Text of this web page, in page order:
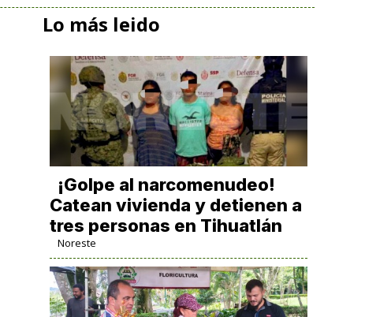
Lo más leido
¡Golpe al narcomenudeo!
Catean vivienda y detienen a
tres personas en Tihuatlán
Noreste